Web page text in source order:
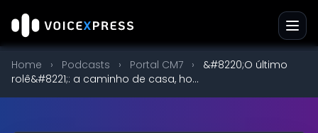
Home › Podcasts › Portal CM7 ›
&#8220;O último
rolê&#8221;: a caminho de casa, ho...